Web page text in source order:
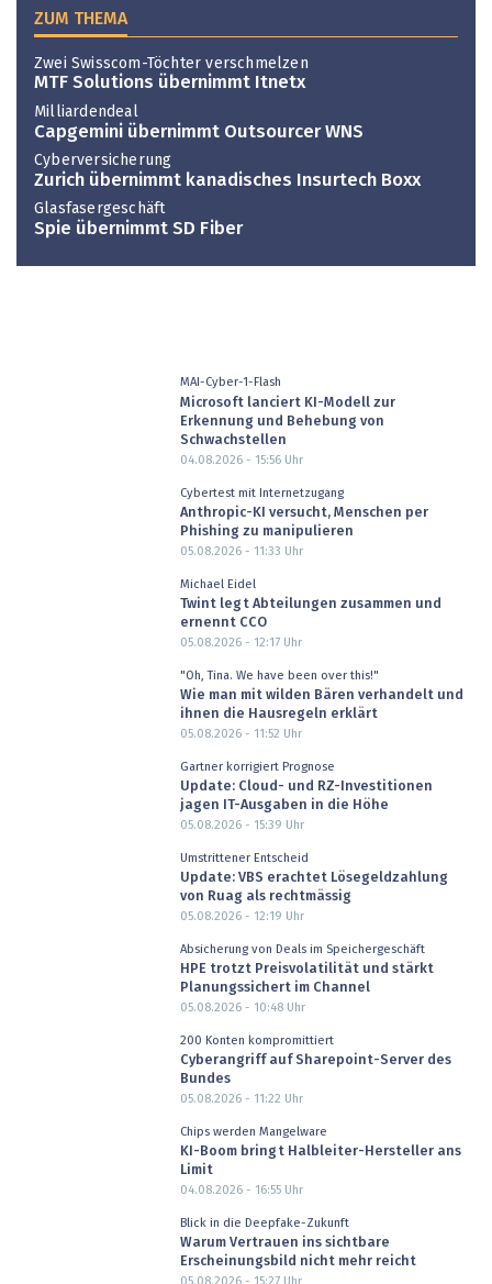
ZUM THEMA
Zwei Swisscom-Töchter verschmelzen
MTF Solutions übernimmt Itnetx
Milliardendeal
Capgemini übernimmt Outsourcer WNS
Cyberversicherung
Zurich übernimmt kanadisches Insurtech Boxx
Glasfasergeschäft
Spie übernimmt SD Fiber
MAI-Cyber-1-Flash
Microsoft lanciert KI-Modell zur
Erkennung und Behebung von
Schwachstellen
04.08.2026 - 15:56Uhr
Cybertest mit Internetzugang
Anthropic-KI versucht, Menschen per
Phishing zu manipulieren
05.08.2026 - 11:33 Uhr
Michael Eidel
Twint legt Abteilungen zusammen und
ernennt CCO
05.08.2026 - 12:17Uhr
"Oh, Tina. We have been over this!"
Wie man mit wilden Bären verhandelt und
ihnen die Hausregeln erklärt
05.08.2026 - 11:52 Uhr
Gartner korrigiert Prognose
Update: Cloud- und RZ-Investitionen
jagen IT-Ausgaben in die Höhe
05.08.2026 - 15:39 Uhr
Umstrittener Entscheid
Update: VBS erachtet Lösegeldzahlung
von Ruag als rechtmässig
05.08.2026 - 12:19 Uhr
Absicherung von Deals im Speichergeschäft
HPE trotzt Preisvolatilität und stärkt
Planungssichert im Channel
05.08.2026 - 10:48Uhr
200 Konten kompromittiert
Cyberangriff auf Sharepoint-Server des
Bundes
05.08.2026 - 11:22 Uhr
Chips werden Mangelware
KI-Boom bringt Halbleiter-Hersteller ans
Limit
04.08.2026 - 16:55Uhr
Blick in die Deepfake-Zukunft
Warum Vertrauen ins sichtbare
Erscheinungsbild nicht mehr reicht
05.08.2026 - 15:27Uhr